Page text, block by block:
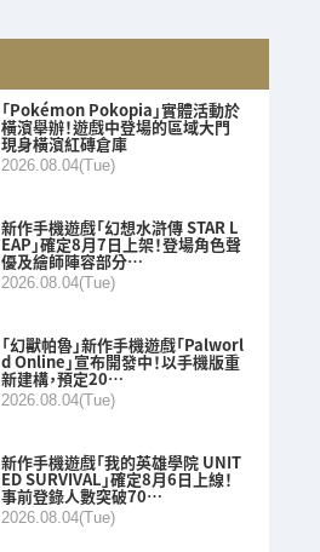
「Pokémon Pokopia」實體活動於
橫濱舉辦！遊戲中登場的區域大門
現身橫濱紅磚倉庫
2026.08.04(Tue)
新作手機遊戲「幻想水滸傳 STAR L
EAP」確定8月7日上架！登場角色聲
優及繪師陣容部分…
2026.08.04(Tue)
「幻獸帕魯」新作手機遊戲「Palworl
d Online」宣布開發中！以手機版重
新建構，預定20…
2026.08.04(Tue)
新作手機遊戲「我的英雄學院 UNIT
ED SURVIVAL」確定8月6日上線！
事前登錄人數突破70…
2026.08.04(Tue)